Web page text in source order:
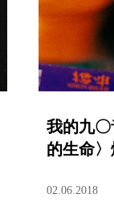
我的九
的生命
02.06.2018